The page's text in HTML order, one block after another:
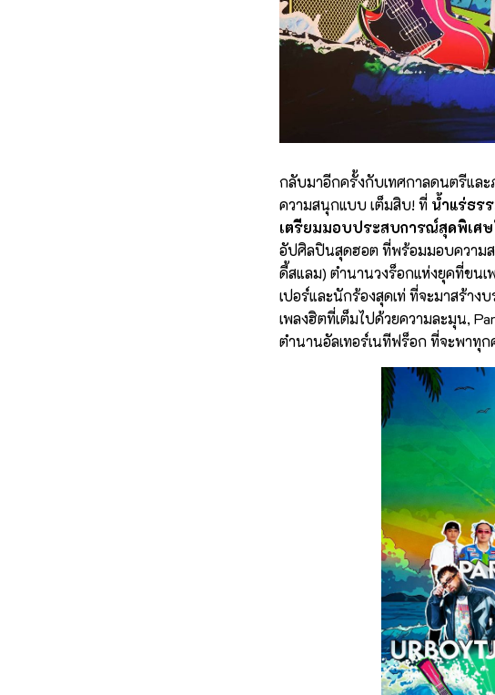
กลับมาอีกครั้งกับเทศกาลดนตรีและ
ความสนุกแบบ เต็มสิบ! ที่ น้ำแร่ธร
เตรียมมอบประสบการณ์สุดพิเศ
อัปศิลปินสุดฮอต ที่พร้อมมอบความส
ดี้สแลม) ตำนานวงร็อกแห่งยุคที่ขนเ
เปอร์และนักร้องสุดเท่ ที่จะมาสร้าง
เพลงฮิตที่เต็มไปด้วยความละมุน,
ตำนานอัลเทอร์เนทีฟร็อก ที่จะพาทุ